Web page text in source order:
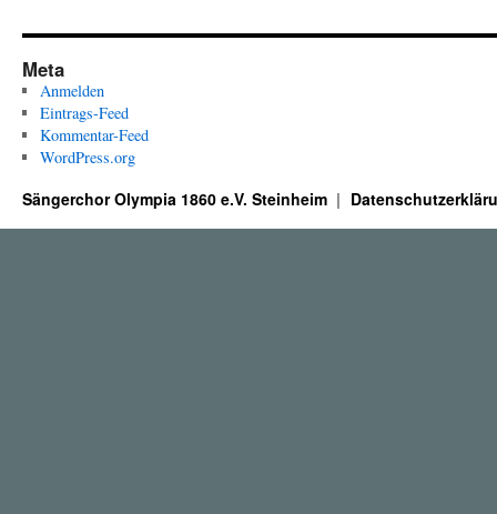
Meta
Anmelden
Eintrags-Feed
Kommentar-Feed
WordPress.org
Sängerchor Olympia 1860 e.V. Steinheim